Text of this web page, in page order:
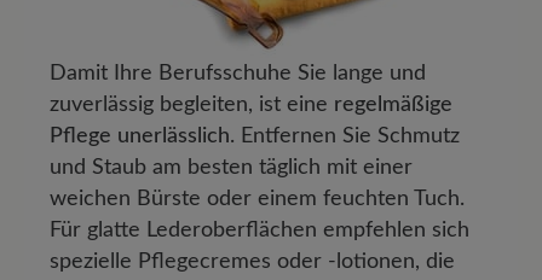
Damit Ihre Berufsschuhe Sie lange und
zuverlässig begleiten, ist eine regelmäßige
Pflege unerlässlich. Entfernen Sie Schmutz
und Staub am besten täglich mit einer
weichen Bürste oder einem feuchten Tuch.
Für glatte Lederoberflächen empfehlen sich
spezielle Pflegecremes oder -lotionen, die